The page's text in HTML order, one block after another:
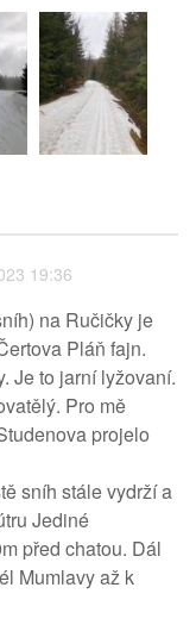
19:36
na Ručičky je
Pláň fajn.
Je to jarní lyžovaní.
Pro mě
projelo
sníh stále vydrží a
Jediné
před chatou. Dál
Mumlavy až k